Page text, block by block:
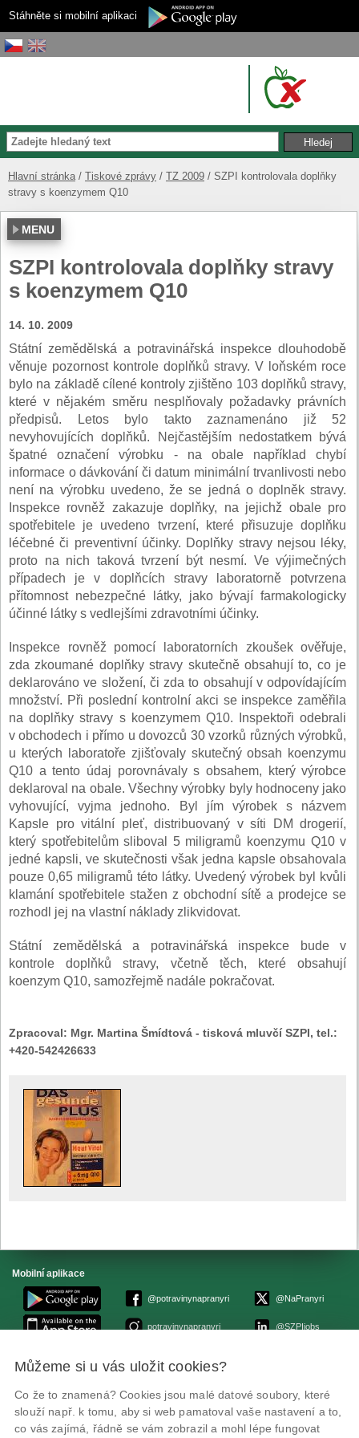
Stáhněte si mobilní aplikaci
Hlavní stránka Tiskové zprávy TZ 2009
SZPI kontrolovala doplňky
stravy s koenzymem Q10
MENU
SZPI kontrolovala doplňky stravy
s koenzymem Q10
14. 10. 2009
Státní zemědělská a potravinářská inspekce dlouhodobě
věnuje pozornost kontrole doplňků stravy. V loňském roce
bylo na základě cílené kontroly zjištěno 103 doplňků stravy,
které v nějakém směru nesplňovaly požadavky právních
předpisů. Letos bylo takto zaznamenáno již 52
nevyhovujících doplňků. Nejčastějším nedostatkem bývá
špatné označení výrobku - na obale například chybí
informace o dávkování či datum minimální trvanlivosti nebo
není na výrobku uvedeno, že se jedná o doplněk stravy.
Inspekce rovněž zakazuje doplňky, na jejichž obale pro
spotřebitele je uvedeno tvrzení, které přisuzuje doplňku
léčebné či preventivní účinky. Doplňky stravy nejsou léky,
proto na nich taková tvrzení být nesmí. Ve výjimečných
případech je v doplňcích stravy laboratorně potvrzena
přítomnost nebezpečné látky, jako bývají farmakologicky
účinné látky s vedlejšími zdravotními účinky.
Inspekce rovněž pomocí laboratorních zkoušek ověřuje,
zda zkoumané doplňky stravy skutečně obsahují to, co je
deklarováno ve složení, či zda to obsahují v odpovídajícím
množství. Při poslední kontrolní akci se inspekce zaměřila
na doplňky stravy s koenzymem Q10. Inspektoři odebrali
v obchodech i přímo u dovozců 30 vzorků různých výrobků,
u kterých laboratoře zjišťovaly skutečný obsah koenzymu
Q10 a tento údaj porovnávaly s obsahem, který výrobce
deklaroval na obale. Všechny výrobky byly hodnoceny jako
vyhovující, vyjma jednoho. Byl jím výrobek s názvem
Kapsle pro vitální pleť, distribuovaný v síti DM drogerií,
který spotřebitelům sliboval 5 miligramů koenzymu Q10 v
jedné kapsli, ve skutečnosti však jedna kapsle obsahovala
pouze 0,65 miligramů této látky. Uvedený výrobek byl kvůli
klamání spotřebitele stažen z obchodní sítě a prodejce se
rozhodl jej na vlastní náklady zlikvidovat.
Státní zemědělská a potravinářská inspekce bude v
kontrole doplňků stravy, včetně těch, které obsahují
koenzym Q10, samozřejmě nadále pokračovat.
Zpracoval: Mgr. Martina Šmídtová - tisková mluvčí SZPI, tel.:
+420-542426633
Mobilní aplikace
@potravinynapranyri
potravinynapranyri
@NaPranyri
@SZPIjobs
© Státní zemědělská a potravinářská inspekce 2026.
ID datové schránky: avraiqg
IČO: 75014149, DIČ: CZ75014149
Prohlášení o přístupnosti|Zásady ochrany soukromí
Můžeme si u vás uložit cookies?
Co že to znamená? Cookies jsou malé datové soubory, které
slouží např. k tomu, aby si web pamatoval vaše nastavení a to,
co vás zajímá, řádně se vám zobrazil a mohl lépe fungovat